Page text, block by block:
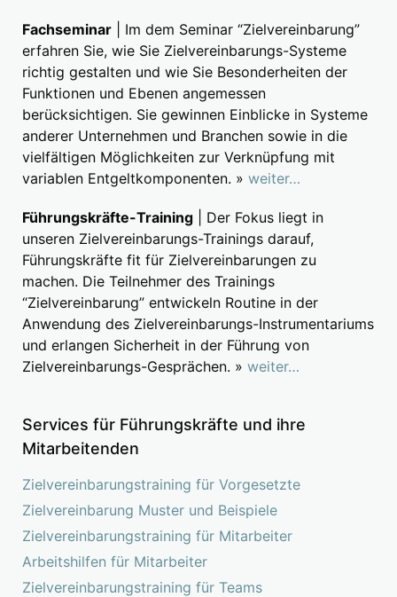
Fachseminar | Im dem Seminar “Zielvereinbarung”
erfahren Sie, wie Sie Zielvereinbarungs-Systeme
richtig gestalten und wie Sie Besonderheiten der
Funktionen und Ebenen angemessen
berücksichtigen. Sie gewinnen Einblicke in Systeme
anderer Unternehmen und Branchen sowie in die
vielfältigen Möglichkeiten zur Verknüpfung mit
variablen Entgeltkomponenten. » weiter…
Führungskräfte-Training | Der Fokus liegt in
unseren Zielvereinbarungs-Trainings darauf,
Führungskräfte fit für Zielvereinbarungen zu
machen. Die Teilnehmer des Trainings
“Zielvereinbarung” entwickeln Routine in der
Anwendung des Zielvereinbarungs-Instrumentariums
und erlangen Sicherheit in der Führung von
Zielvereinbarungs-Gesprächen. » weiter…
Services für Führungskräfte und ihre
Mitarbeitenden
Zielvereinbarungstraining für Vorgesetzte
Zielvereinbarung Muster und Beispiele
Zielvereinbarungstraining für Mitarbeiter
Arbeitshilfen für Mitarbeiter
Zielvereinbarungstraining für Teams